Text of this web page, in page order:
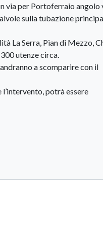
via per Portoferraio angolo
sulla tubazione
L a Serra, Pian di Mezzo,
utenze circa.
a scomparire con il
potrà essere